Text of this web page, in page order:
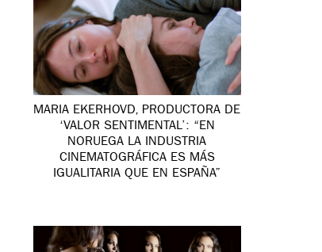
MARIA EKERHOVD, PRODUCTORA DE
‘VALOR SENTIMENTAL’: “EN
NORUEGA LA INDUSTRIA
CINEMATOGRÁFICA ES MÁS
IGUALITARIA QUE EN ESPAÑA”